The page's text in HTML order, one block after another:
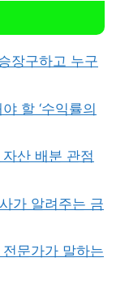
장구하고 누구
할 ‘수익률의
산 배분 관점
가 알려주는 금
문가가 말하는